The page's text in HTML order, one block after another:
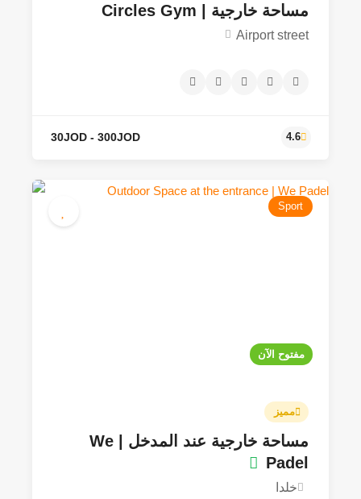
مساحة خارجية | Circles Gym
Airport street
مفتوح الآن
Sport
مميز
مساحة خارجية عند المدخل | We
Padel
خلدا